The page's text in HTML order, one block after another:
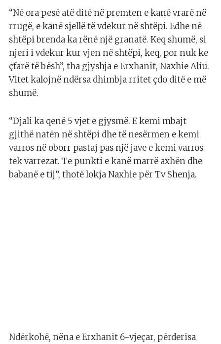
“Në ora pesë atë ditë në premten e kanë vrarë në
rrugë, e kanë sjellë të vdekur në shtëpi. Edhe në
shtëpi brenda ka rënë një granatë. Keq shumë, si
njeri i vdekur kur vjen në shtëpi, keq, por nuk ke
çfarë të bësh”, tha gjyshja e Erxhanit, Naxhie Aliu.
Vitet kalojnë ndërsa dhimbja rritet çdo ditë e më
shumë.
“Djali ka qenë 5 vjet e gjysmë. E kemi mbajt
gjithë natën në shtëpi dhe të nesërmen e kemi
varros në oborr pastaj pas një jave e kemi varros
tek varrezat. Te punkti e kanë marrë axhën dhe
babanë e tij”, thotë lokja Naxhie për Tv Shenja.
Ndërkohë, nëna e Erxhanit 6-vjeçar, përderisa